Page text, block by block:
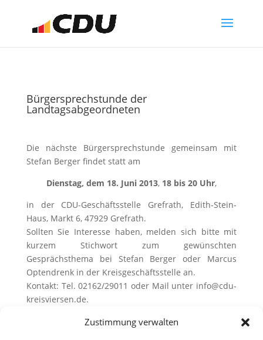
Zustimmung verwalten
Bürgersprechstunde der
Landtagsabgeordneten
Die nächste Bürgersprechstunde gemeinsam mit
Stefan Berger findet statt am
Dienstag, dem 18. Juni 2013,18 bis 20 Uhr,
in der CDU-Geschäftsstelle Grefrath, Edith-Stein-
Haus, Markt 6, 47929 Grefrath.
Sollten Sie Interesse haben, melden sich bitte mit
kurzem Stichwort zum gewünschten
Gesprächsthema bei Stefan Berger oder Marcus
Optendrenk in der Kreisgeschäftsstelle an.
Kontakt: Tel. 02162/29011 oder Mail unter info@cdu-
kreisviersen.de.
Wir freuen uns auf Sie!